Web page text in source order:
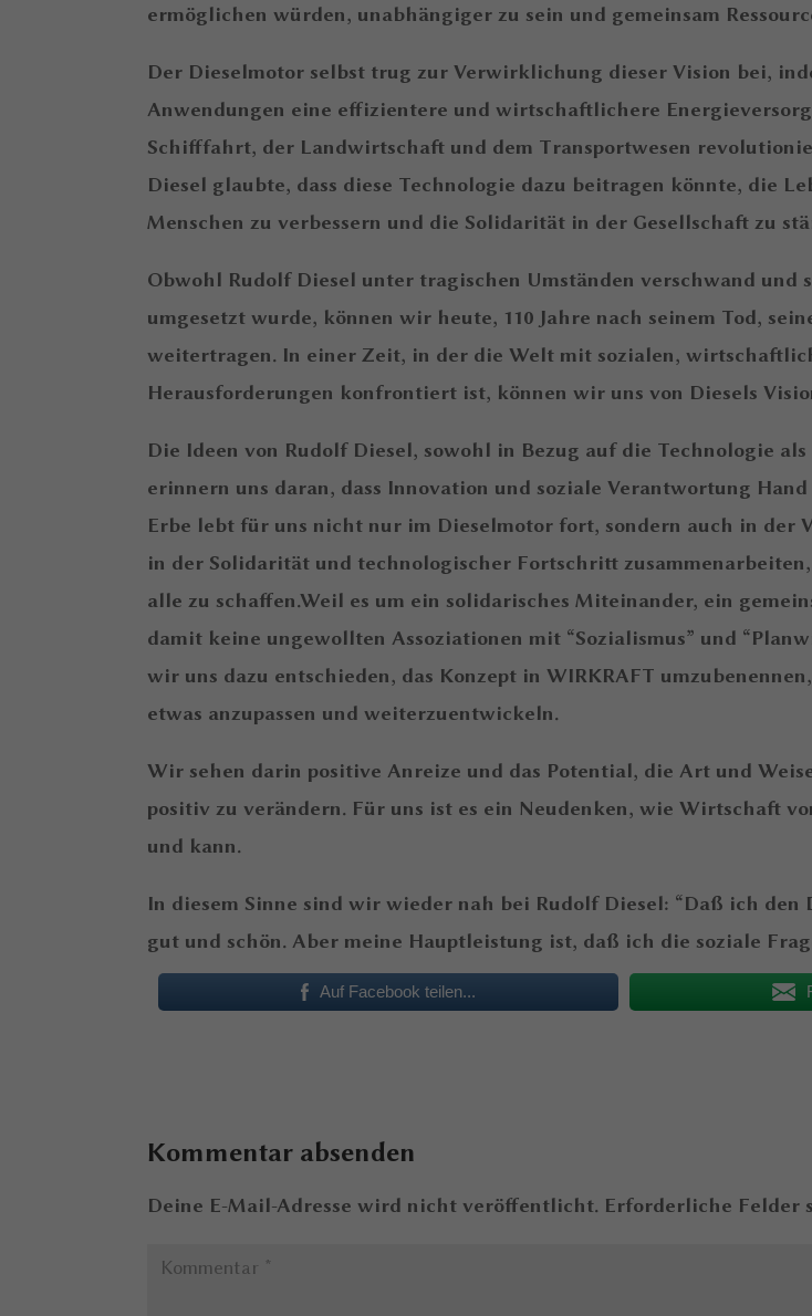
ermöglichen würden, unabhängiger zu sein und gemeinsam
Der Dieselmotor selbst trug zur Verwirklichung dieser Vision bei,
Anwendungen eine effizientere und wirtschaftlichere
Schifffahrt, der Landwirtschaft und dem Transportwesen
Diesel glaubte, dass diese Technologie dazu beitragen könnte, die
Menschen zu verbessern und die Solidarität in der Gesellschaft zu
Obwohl Rudolf Diesel unter tragischen Umständen verschwand und
umgesetzt wurde, können wir heute, 110 Jahre nach seinem Tod,
weitertragen. In einer Zeit, in der die Welt mit sozialen,
Herausforderungen konfrontiert ist, können wir uns von Diesels
Die Ideen von Rudolf Diesel, sowohl in Bezug auf die Technologie
erinnern uns daran, dass Innovation und soziale Verantwortung
Erbe lebt für uns nicht nur im Dieselmotor fort, sondern auch in der
in der Solidarität und technologischer Fortschritt
alle zu schaffen.Weil es um ein solidarisches Miteinander, ein
damit keine ungewollten Assoziationen mit “Sozialismus” und
wir uns dazu entschieden, das Konzept in WIRKRAFT
etwas anzupassen und weiterzuentwickeln.
Wir sehen darin positive Anreize und das Potential, die Art und
positiv zu verändern. Für uns ist es ein Neudenken, wie Wirtschaft
und kann.
In diesem Sinne sind wir wieder nah bei Rudolf Diesel: “Daß ich
gut und schön. Aber meine Hauptleistung ist, daß ich die soziale
Auf Facebook teilen...
Kommentar absenden
Deine E-Mail-Adresse wird nicht veröffentlicht. Erforderliche Felder